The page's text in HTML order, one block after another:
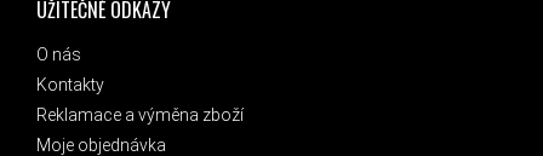
UŽITEČNÉ ODKAZY
O nás
Kontakty
Reklamace a výměna zboží
Moje objednávka